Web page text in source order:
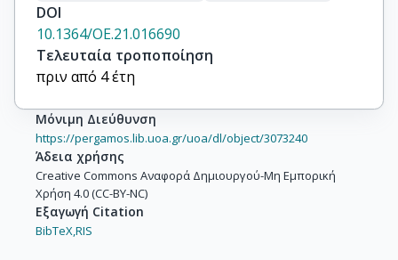
DOI
10.1364/OE.21.016690
Τελευταία τροποποίηση
πριν από 4 έτη
Μόνιμη Διεύθυνση
https://pergamos.lib.uoa.gr/uoa/dl/object/3073240
Άδεια χρήσης
Creative Commons Αναφορά Δημιουργού-Μη Εμπορική
Χρήση 4.0 (CC-BY-NC)
Εξαγωγή Citation
BibTeX,RIS